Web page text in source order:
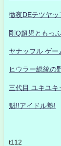
徹夜DEテツヤッ
剛Q超児ともっふ
ヤナッフル ゲー
ヒウラー総統の
三代目 ユキユ
魁!!アイドル塾!
t112